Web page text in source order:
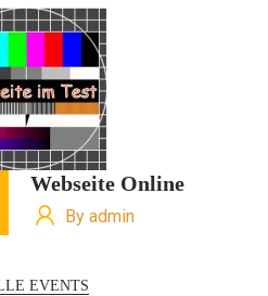
Webseite Online
By admin
EVENTS
Janek
Der jüngste Tester